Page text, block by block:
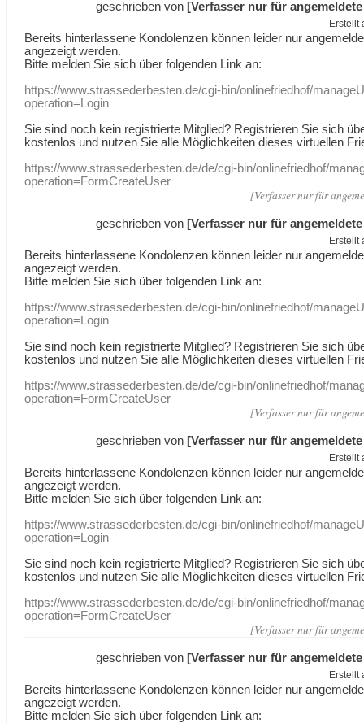
geschrieben von [Verfasser nur für
Erstellt
Bereits hinterlassene Kondolenzen können leider nur
angezeigt werden.
Bitte melden Sie sich über folgenden Link an:
https://www.strassederbesten.de/cgi-bin/onlinefriedhof/
operation=Login
Sie sind noch kein registrierte Mitglied? Registrieren Sie sich
kostenlos und nutzen Sie alle Möglichkeiten dieses virtuellen
https://www.strassederbesten.de/de/cgi-bin/onlinefriedhof/
operation=FormCreateUser
[Verfasser nur für
geschrieben von [Verfasser nur für
Erstellt
Bereits hinterlassene Kondolenzen können leider nur
angezeigt werden.
Bitte melden Sie sich über folgenden Link an:
https://www.strassederbesten.de/cgi-bin/onlinefriedhof/
operation=Login
Sie sind noch kein registrierte Mitglied? Registrieren Sie sich
kostenlos und nutzen Sie alle Möglichkeiten dieses virtuellen
https://www.strassederbesten.de/de/cgi-bin/onlinefriedhof/
operation=FormCreateUser
[Verfasser nur für
geschrieben von [Verfasser nur für
Erstellt
Bereits hinterlassene Kondolenzen können leider nur
angezeigt werden.
Bitte melden Sie sich über folgenden Link an:
https://www.strassederbesten.de/cgi-bin/onlinefriedhof/
operation=Login
Sie sind noch kein registrierte Mitglied? Registrieren Sie sich
kostenlos und nutzen Sie alle Möglichkeiten dieses virtuellen
https://www.strassederbesten.de/de/cgi-bin/onlinefriedhof/
operation=FormCreateUser
[Verfasser nur für
geschrieben von [Verfasser nur für
Erstellt
Bereits hinterlassene Kondolenzen können leider nur
angezeigt werden.
Bitte melden Sie sich über folgenden Link an: